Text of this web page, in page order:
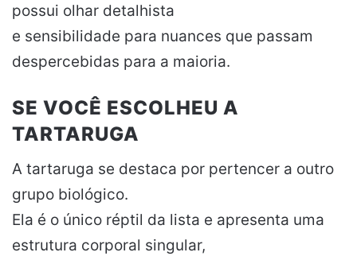
possui olhar detalhista
e sensibilidade para nuances que passam
despercebidas para a maioria.
SE VOCÊ ESCOLHEU A
TARTARUGA
A tartaruga se destaca por pertencer a outro
grupo biológico.
Ela é o único réptil da lista e apresenta uma
estrutura corporal singular,